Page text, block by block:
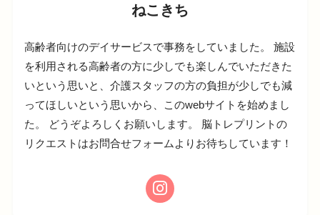
ねこきち
高齢者向けのデイサービスで事務をしていました。 施設
を利用される高齢者の方に少しでも楽しんでいただきた
いという思いと、介護スタッフの方の負担が少しでも減
ってほしいという思いから、このwebサイトを始めまし
た。 どうぞよろしくお願いします。 脳トレプリントの
リクエストはお問合せフォームよりお待ちしています！